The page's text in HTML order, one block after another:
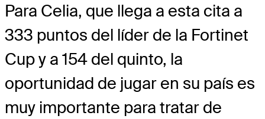
Para Celia, que llega a esta cita a
333 puntos del líder de la Fortinet
Cup y a 154 del quinto, la
oportunidad de jugar en su país es
muy importante para tratar de